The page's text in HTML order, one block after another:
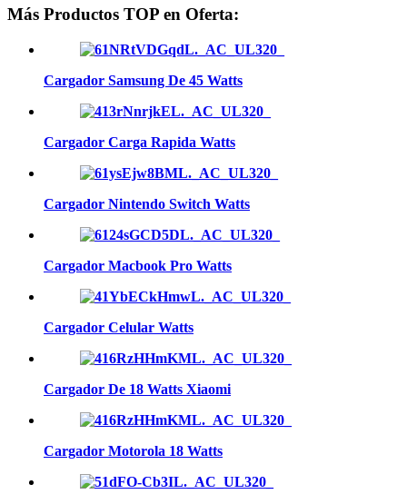
Más Productos TOP en Oferta:
Cargador Samsung De 45 Watts
Cargador Carga Rapida Watts
Cargador Nintendo Switch Watts
Cargador Macbook Pro Watts
Cargador Celular Watts
Cargador De 18 Watts Xiaomi
Cargador Motorola 18 Watts